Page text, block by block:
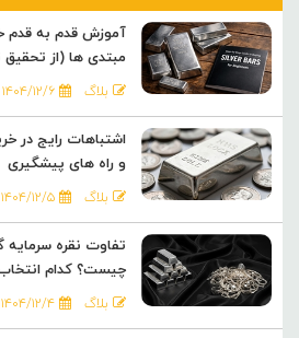
آموزش قدم به قدم
مبتدی ها (از تحقیق
بلاگ ۱۴۰۴/۱۲/۶
اشتباهات رایج در
و راه های پیشگیری
بلاگ ۱۴۰۴/۱۲/۵
تفاوت نقره سرمایه
چیست؟ کدام
بلاگ ۱۴۰۴/۱۲/۴